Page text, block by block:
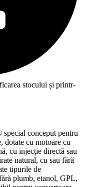
stocului și printr-
conceput pentru
dotate cu motoare cu
cu injecție directă sau
natural, cu sau fără
tipurile de
plumb, etanol, GPL,